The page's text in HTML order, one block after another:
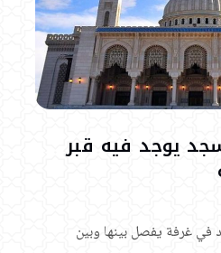
يوجد فيه قبر
في غرفة يفصل بينها وبين